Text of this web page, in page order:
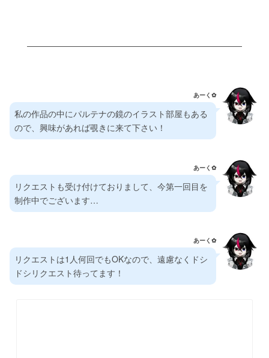
あーく✿⁠
私の作品の中にパルテナの鏡のイラスト部屋もある
ので、興味があれば覗きに来て下さい！
あーく✿⁠
リクエストも受け付けておりまして、今第一回目を
制作中でございます…
あーく✿⁠
リクエストは1人何回でもOKなので、遠慮なくドシ
ドシリクエスト待ってます！